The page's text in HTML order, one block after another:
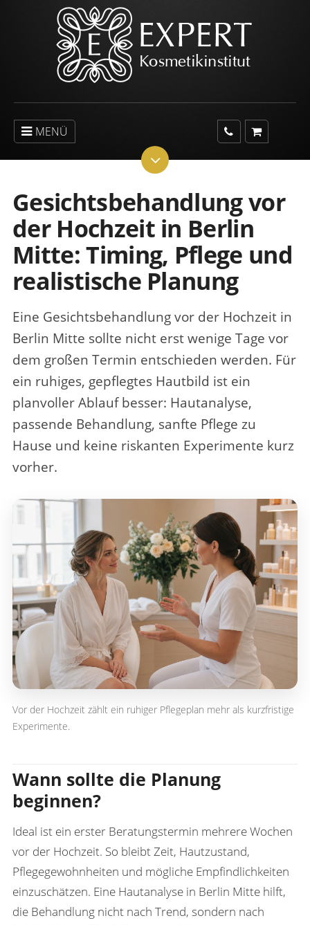
MENÜ
Gesichtsbehandlung vor
der Hochzeit in Berlin
Mitte: Timing, Pflege und
realistische Planung
Eine Gesichtsbehandlung vor der Hochzeit in
Berlin Mitte sollte nicht erst wenige Tage vor
dem großen Termin entschieden werden. Für
ein ruhiges, gepflegtes Hautbild ist ein
planvoller Ablauf besser: Hautanalyse,
passende Behandlung, sanfte Pflege zu
Hause und keine riskanten Experimente kurz
vorher.
Vor der Hochzeit zählt ein ruhiger Pflegeplan mehr als kurzfristige
Experimente.
Wann sollte die Planung
beginnen?
Ideal ist ein erster Beratungstermin mehrere Wochen
vor der Hochzeit. So bleibt Zeit, Hautzustand,
Pflegegewohnheiten und mögliche Empfindlichkeiten
einzuschätzen. Eine Hautanalyse in Berlin Mitte hilft,
die Behandlung nicht nach Trend, sondern nach